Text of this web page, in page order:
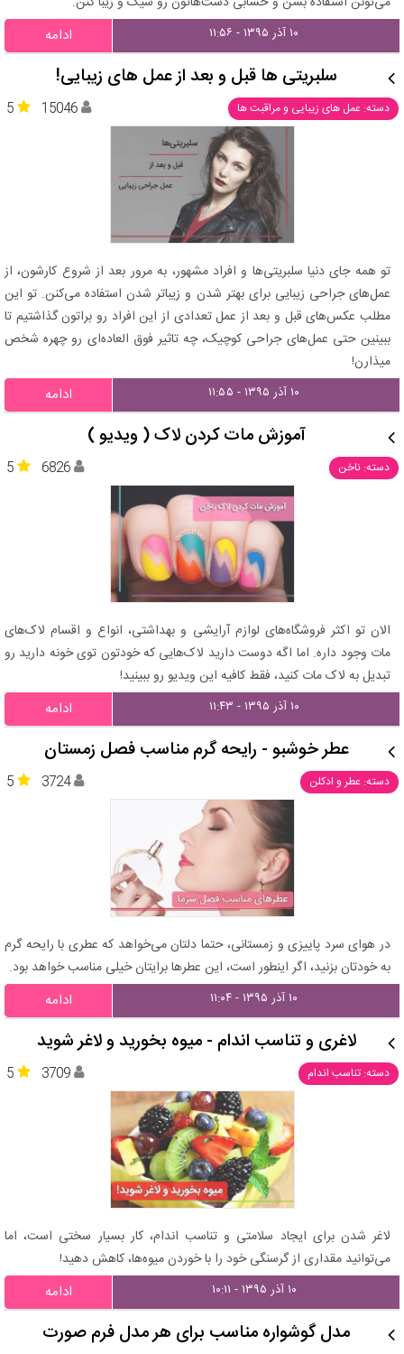
۱۰ آذر ۱۳۹۵ - ۱۱:۵۶ ادامه
سلبریتی‌ ها قبل و بعد از عمل های زیبایی!
دسته: عمل های زیبایی و مراقبت ها 5 15046
تو همه جای دنیا سلبریتی‌ها و افراد مشهور، به مرور بعد از شروع کارشون، از
عمل‌های جراحی زیبایی برای بهتر شدن و زیباتر شدن استفاده می‌کنن. تو این
مطلب عکس‌های قبل و بعد از عمل تعدادی از این افراد رو براتون گذاشتیم تا
ببینین حتی عمل‌های جراحی کوچیک، چه تاثیر فوق العاده‌ای رو چهره شخص
میذارن!
۱۰ آذر ۱۳۹۵ - ۱۱:۵۵ ادامه
آموزش مات کردن لاک ( ویدیو )
دسته: ناخن 5 6826
الان تو اکثر فروشگاه‌های لوازم آرایشی و بهداشتی، انواع و اقسام لاک‌های
مات وجود داره. اما اگه دوست دارید لاک‌هایی که خودتون توی خونه دارید رو
تبدیل به لاک مات کنید، فقط کافیه این ویدیو رو ببینید!
۱۰ آذر ۱۳۹۵ - ۱۱:۴۳ ادامه
عطر خوشبو - رایحه گرم مناسب فصل زمستان
دسته: عطر و ادکلن 5 3724
در هوای سرد پاییزی و زمستانی، حتما دلتان می‌خواهد که عطری با رایحه گرم
به خودتان بزنید، اگر اینطور است، این عطرها برایتان خیلی مناسب خواهد بود.
۱۰ آذر ۱۳۹۵ - ۱۱:۰۴ ادامه
لاغری و تناسب اندام - میوه بخورید و لاغر شوید
دسته: تناسب اندام 5 3709
لاغر شدن برای ایجاد سلامتی و تناسب اندام، کار بسیار سختی است، اما
می‌توانید مقداری از گرسنگی خود را با خوردن میوه‌ها، کاهش دهید!
۱۰ آذر ۱۳۹۵ - ۱۰:۱۱ ادامه
مدل گوشواره مناسب برای هر مدل فرم صورت